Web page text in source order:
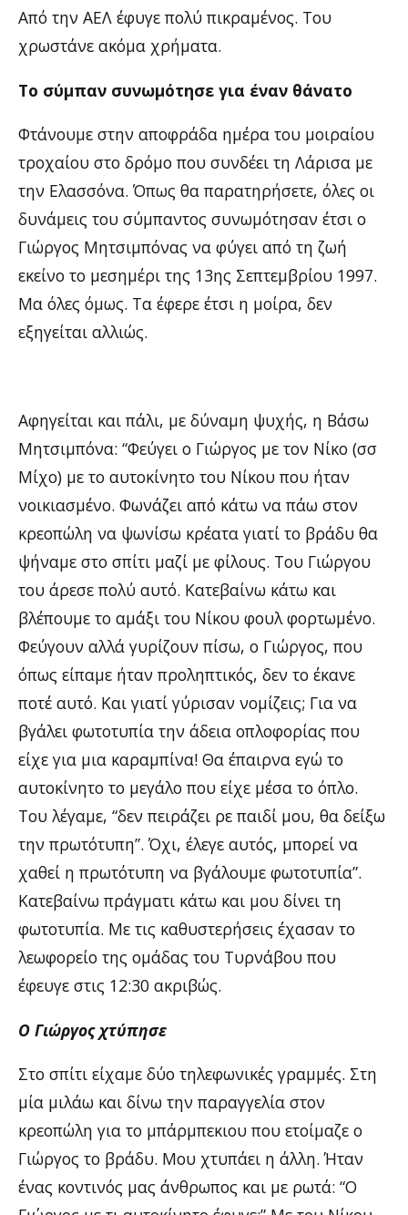
Από την ΑΕΛ έφυγε πολύ πικραμένος. Του
χρωστάνε ακόμα χρήματα.
Το σύμπαν συνωμότησε για έναν θάνατο
Φτάνουμε στην αποφράδα ημέρα του μοιραίου
τροχαίου στο δρόμο που συνδέει τη Λάρισα με
την Ελασσόνα. Όπως θα παρατηρήσετε, όλες οι
δυνάμεις του σύμπαντος συνωμότησαν έτσι ο
Γιώργος Μητσιμπόνας να φύγει από τη ζωή
εκείνο το μεσημέρι της 13ης Σεπτεμβρίου 1997.
Μα όλες όμως. Τα έφερε έτσι η μοίρα, δεν
εξηγείται αλλιώς.
Αφηγείται και πάλι, με δύναμη ψυχής, η Βάσω
Μητσιμπόνα: “Φεύγει ο Γιώργος με τον Νίκο (σσ
Μίχο) με το αυτοκίνητο του Νίκου που ήταν
νοικιασμένο. Φωνάζει από κάτω να πάω στον
κρεοπώλη να ψωνίσω κρέατα γιατί το βράδυ θα
ψήναμε στο σπίτι μαζί με φίλους. Του Γιώργου
του άρεσε πολύ αυτό. Κατεβαίνω κάτω και
βλέπουμε το αμάξι του Νίκου φουλ φορτωμένο.
Φεύγουν αλλά γυρίζουν πίσω, ο Γιώργος, που
όπως είπαμε ήταν προληπτικός, δεν το έκανε
ποτέ αυτό. Και γιατί γύρισαν νομίζεις; Για να
βγάλει φωτοτυπία την άδεια οπλοφορίας που
είχε για μια καραμπίνα! Θα έπαιρνα εγώ το
αυτοκίνητο το μεγάλο που είχε μέσα το όπλο.
Του λέγαμε, “δεν πειράζει ρε παιδί μου, θα δείξω
την πρωτότυπη”. Όχι, έλεγε αυτός, μπορεί να
χαθεί η πρωτότυπη να βγάλουμε φωτοτυπία”.
Κατεβαίνω πράγματι κάτω και μου δίνει τη
φωτοτυπία. Με τις καθυστερήσεις έχασαν το
λεωφορείο της ομάδας του Τυρνάβου που
έφευγε στις 12:30 ακριβώς.
Ο Γιώργος χτύπησε
Στο σπίτι είχαμε δύο τηλεφωνικές γραμμές. Στη
μία μιλάω και δίνω την παραγγελία στον
κρεοπώλη για το μπάρμπεκιου που ετοίμαζε ο
Γιώργος το βράδυ. Μου χτυπάει η άλλη. Ήταν
ένας κοντινός μας άνθρωπος και με ρωτά: “Ο